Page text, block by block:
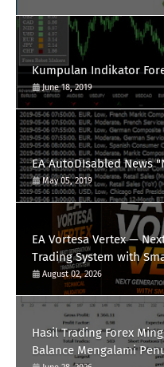
Kumpulan Indikator
June 18, 2019
EA AutoDIsabled News
May 05, 2019
EA Vortesa Vertex —
Trading System with
August 02, 2026
Hasil Trading Forex
Balance Mengalami